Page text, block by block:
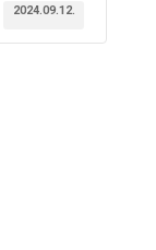
2024.09.12.